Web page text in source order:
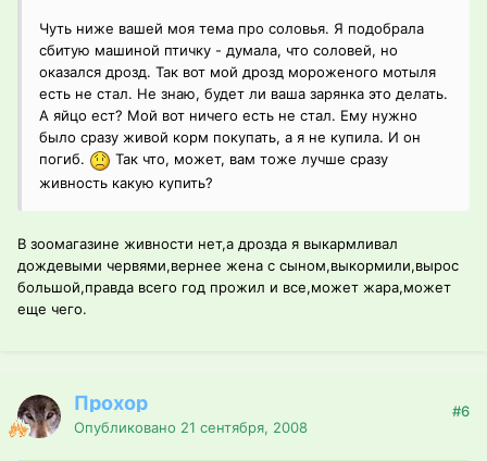
Чуть ниже вашей моя тема про соловья. Я подобрала
сбитую машиной птичку - думала, что соловей, но
оказался дрозд. Так вот мой дрозд мороженого мотыля
есть не стал. Не знаю, будет ли ваша зарянка это делать.
А яйцо ест? Мой вот ничего есть не стал. Ему нужно
было сразу живой корм покупать, а я не купила. И он
погиб.
Так что, может, вам тоже лучше сразу
живность какую купить?
В зоомагазине живности нет,а дрозда я выкармливал
дождевыми червями,вернее жена с сыном,выкормили,вырос
большой,правда всего год прожил и все,может жара,может
еще чего.
Прохор
Опубликовано 21 сентября, 2008
#6